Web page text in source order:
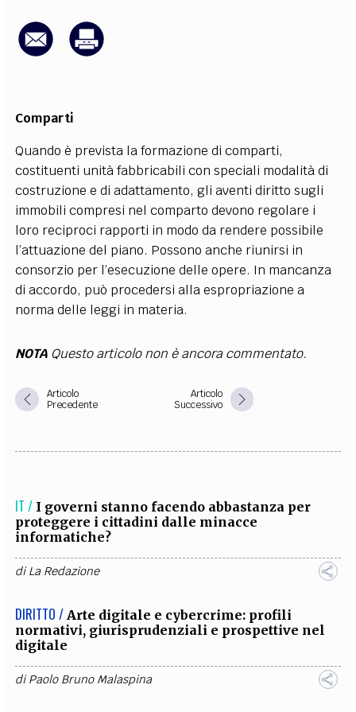
CODICI RUBRICHE
Comparti
Quando è prevista la formazione di comparti,
costituenti unità fabbricabili con speciali modalità di
costruzione e di adattamento, gli aventi diritto sugli
immobili compresi nel comparto devono regolare i
loro reciproci rapporti in modo da rendere possibile
l’attuazione del piano. Possono anche riunirsi in
consorzio per l’esecuzione delle opere. In mancanza
di accordo, può procedersi alla espropriazione a
norma delle leggi in materia.
NOTA Questo articolo non è ancora commentato.
Articolo
Precedente
Articolo
Successivo
IT / I governi stanno facendo abbastanza per
proteggere i cittadini dalle minacce
informatiche?
diLa Redazione
DIRITTO / Arte digitale e cybercrime: profili
normativi, giurisprudenziali e prospettive nel
digitale
diPaolo Bruno Malaspina